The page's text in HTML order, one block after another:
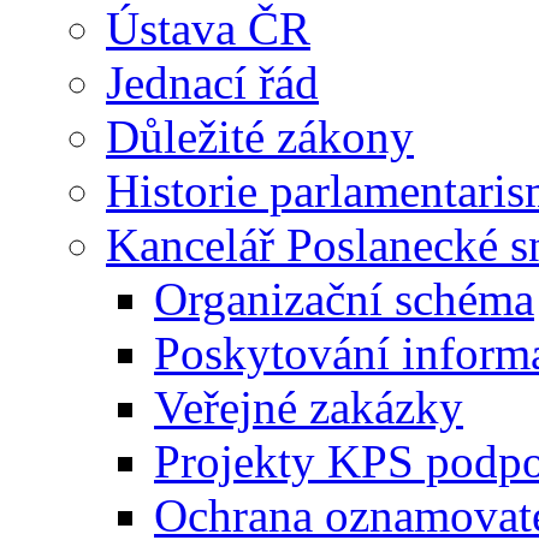
Ústava ČR
Jednací řád
Důležité zákony
Historie
Kancelář Poslanecké
Organizační schéma
Poskytování
Veřejné zakázky
Projekty KPS
Ochrana